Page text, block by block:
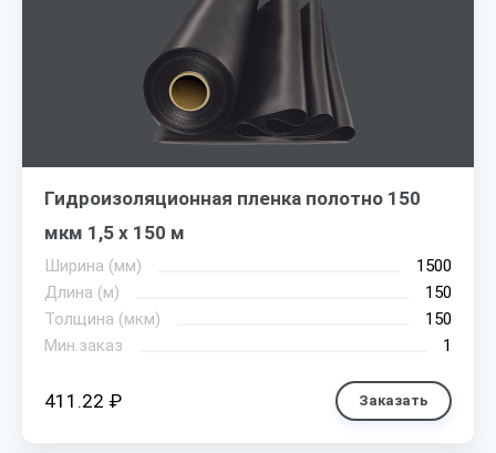
Гидроизоляционная пленка полотно 150
мкм 1,5 х 150 м
Ширина (мм)
1500
Длина (м)
150
Толщина (мкм)
150
Мин.заказ
1
411.22 ₽ Заказать